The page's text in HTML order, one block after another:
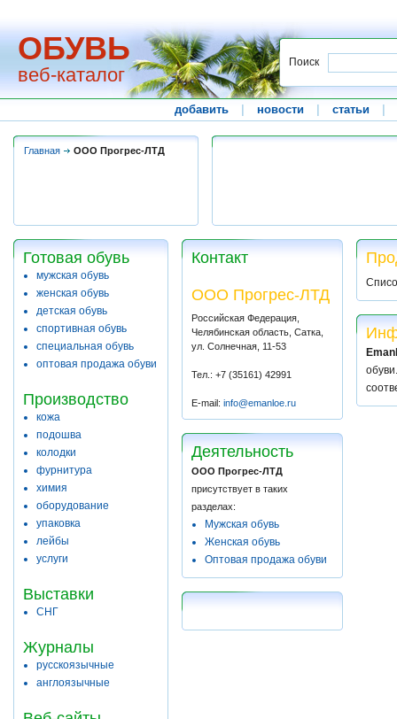
ОБУВЬ
веб-каталог
Поиск
добавить новости статьи
Главная ООО Прогрес-ЛТД
Готовая обувь
мужская обувь
женская обувь
детская обувь
спортивная обувь
специальная обувь
оптовая продажа обуви
Производство
кожа
подошва
колодки
фурнитура
химия
оборудование
упаковка
лейбы
услуги
Выставки
СНГ
Журналы
русскоязычные
англоязычные
Контакт
ООО Прогрес-ЛТД
Российская Федерация,
Челябинская область, Сатка,
ул. Солнечная, 11-53
Тел.: +7 (35161) 42991
E-mail: info@emanloe.ru
Деятельность
ООО Прогрес-ЛТД
присутствует в таких
разделах:
Мужская обувь
Женская обувь
Оптовая продажа обуви